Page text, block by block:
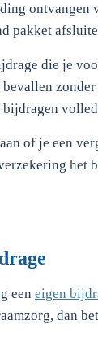
ontvangen
pakket
die je
bijdragen
of je een
het
een eigen
dan